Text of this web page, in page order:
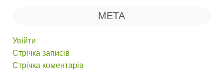
МЕТА
Увійти
Стрічка записів
Стрічка коментарів